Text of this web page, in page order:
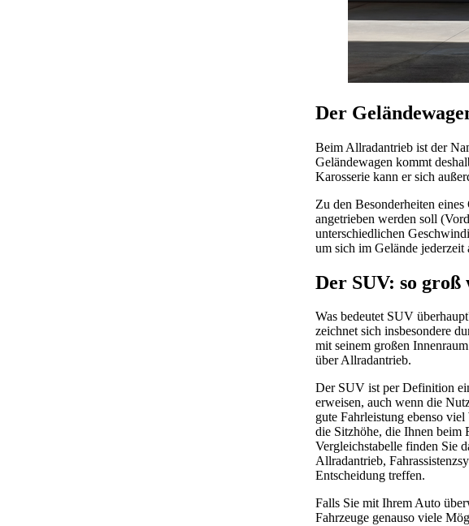
Der
Beim Allradantrieb ist der
Geländewagen kommt
Karosserie kann er sich
Zu den Besonderheiten
angetrieben werden soll
unterschiedlichen
um sich im Gelände jederzeit
Der SUV: so
Was bedeutet SUV
zeichnet sich insbesondere
mit seinem großen
über Allradantrieb.
Der SUV ist per Definition
erweisen, auch wenn die
gute Fahrleistung ebenso
die Sitzhöhe, die Ihnen beim
Vergleichstabelle finden Sie
Allradantrieb,
Entscheidung treffen.
Falls Sie mit Ihrem Auto
Fahrzeuge genauso viele